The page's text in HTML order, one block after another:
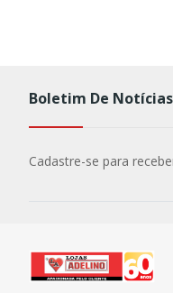
Boletim De Notícias
Cadastre-se para